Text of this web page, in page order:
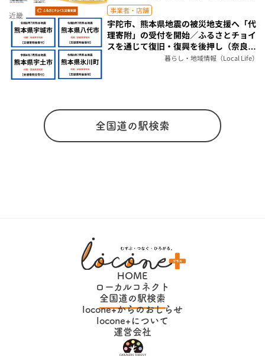
近畿 事業者・店舗
宇陀市、熊本県地震の被災地支援へ「代
理寄附」の受付を開始／ふるさとチョイ
スを通じて復旧・復興を後押し（奈良
暮らし・地域情報（Local Life）
全国道の駅検索
HOME
ローカルコネクト
全国道の駅検索
locone+からのおしらせ
locone+について
運営会社